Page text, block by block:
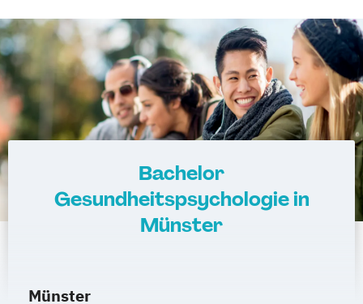
Bachelor
Gesundheitspsychologie in
Münster
Münster